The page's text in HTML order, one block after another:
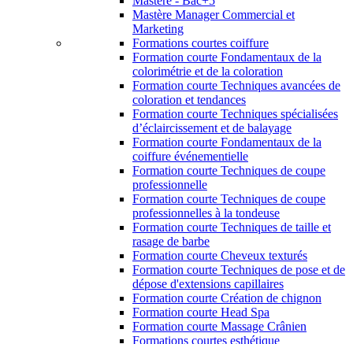
Mastère Manager Commercial et
Marketing
Formations courtes coiffure
Formation courte Fondamentaux de la
colorimétrie et de la coloration
Formation courte Techniques avancées de
coloration et tendances
Formation courte Techniques spécialisées
d’éclaircissement et de balayage
Formation courte Fondamentaux de la
coiffure événementielle
Formation courte Techniques de coupe
professionnelle
Formation courte Techniques de coupe
professionnelles à la tondeuse
Formation courte Techniques de taille et
rasage de barbe
Formation courte Cheveux texturés
Formation courte Techniques de pose et de
dépose d'extensions capillaires
Formation courte Création de chignon
Formation courte Head Spa
Formation courte Massage Crânien
Formations courtes esthétique